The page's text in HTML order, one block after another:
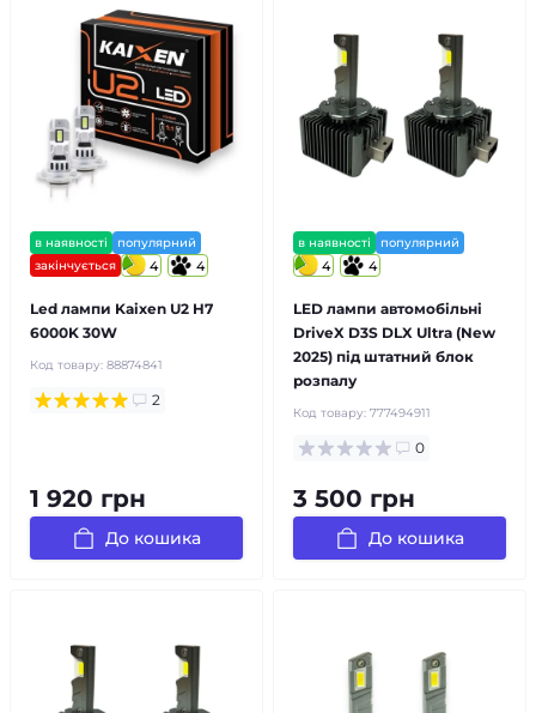
в наявності
популярний
закінчується
4 4
Led лампи Kaixen U2 H7
6000K 30W
Код товару: 88874841
2
1 920 грн
До кошика
в наявності популярний
4 4
LED лампи автомобільні
DriveX D3S DLX Ultra (New
2025) під штатний блок
розпалу
Код товару: 777494911
0
3 500 грн
До кошика